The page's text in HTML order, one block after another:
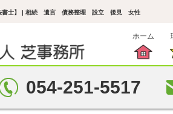
法書士】 | 相続 遺言 債務整理 設立 後見 女性
ホーム
054-251-5517